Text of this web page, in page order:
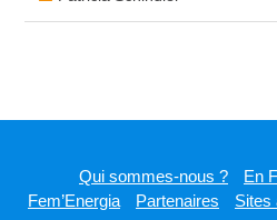
Qui sommes-nous ? En
Fem’Energia
Partenaires Sites